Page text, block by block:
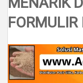
FORMULIR